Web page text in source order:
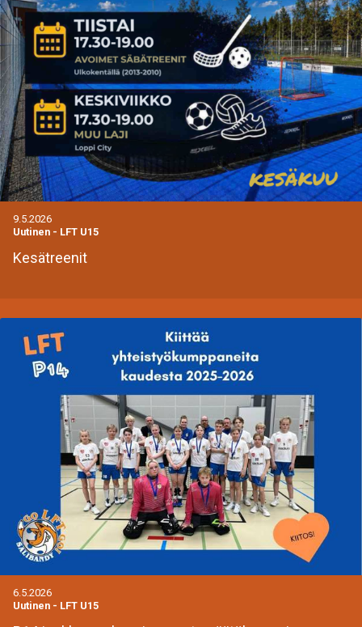
9.5.2026
Uutinen - LFT U15
Kesätreenit
6.5.2026
Uutinen - LFT U15